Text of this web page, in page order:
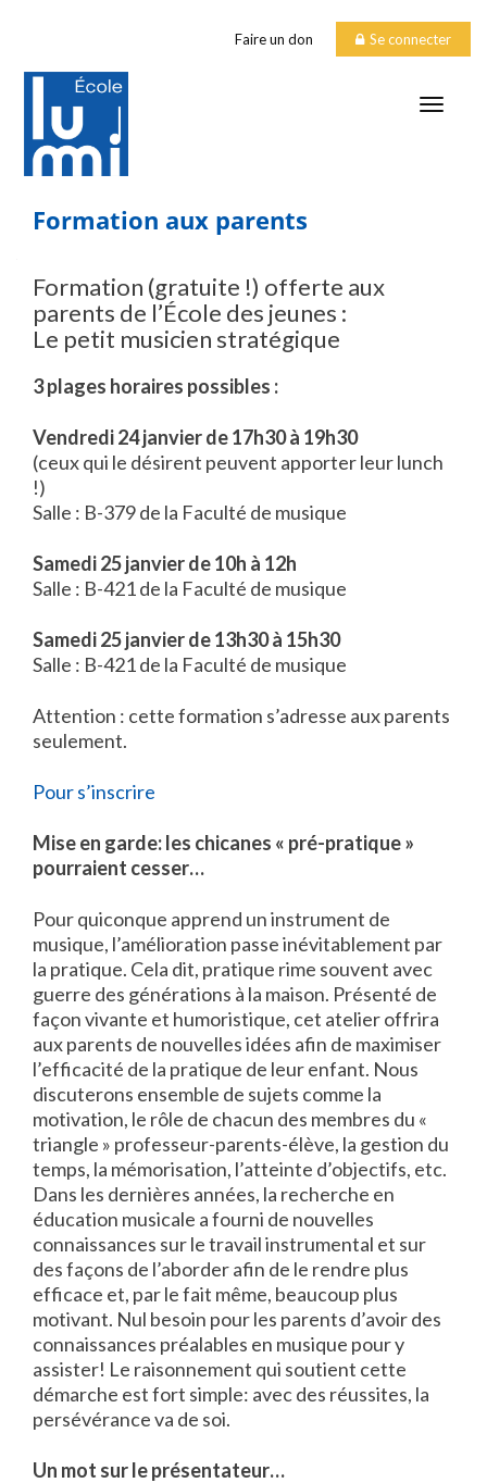
Faire un don Se connecter
Formation aux parents
Formation (gratuite !) offerte aux
parents de l’École des jeunes :
Le petit musicien stratégique
3 plages horaires possibles :
Vendredi 24 janvier de 17h30 à 19h30
(ceux qui le désirent peuvent apporter leur lunch
!)
Salle : B-379 de la Faculté de musique
Samedi 25 janvier de 10h à 12h
Salle : B-421 de la Faculté de musique
Samedi 25 janvier de 13h30 à 15h30
Salle : B-421 de la Faculté de musique
Attention : cette formation s’adresse aux parents
seulement.
Pour s’inscrire
Mise en garde: les chicanes « pré-pratique »
pourraient cesser…
Pour quiconque apprend un instrument de
musique, l’amélioration passe inévitablement par
la pratique. Cela dit, pratique rime souvent avec
guerre des générations à la maison. Présenté de
façon vivante et humoristique, cet atelier offrira
aux parents de nouvelles idées afin de maximiser
l’efficacité de la pratique de leur enfant. Nous
discuterons ensemble de sujets comme la
motivation, le rôle de chacun des membres du «
triangle » professeur-parents-élève, la gestion du
temps, la mémorisation, l’atteinte d’objectifs, etc.
Dans les dernières années, la recherche en
éducation musicale a fourni de nouvelles
connaissances sur le travail instrumental et sur
des façons de l’aborder afin de le rendre plus
efficace et, par le fait même, beaucoup plus
motivant. Nul besoin pour les parents d’avoir des
connaissances préalables en musique pour y
assister! Le raisonnement qui soutient cette
démarche est fort simple: avec des réussites, la
persévérance va de soi.
Un mot sur le présentateur…